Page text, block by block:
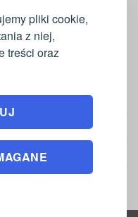
pliki cookie,
z niej,
treści oraz